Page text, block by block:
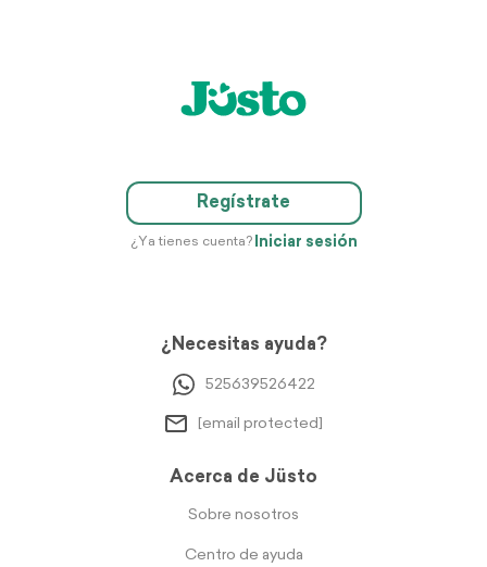
Regístrate
¿Ya tienes cuenta? Iniciar sesión
¿Necesitas ayuda?
525639526422
[email protected]
Acerca de Jüsto
Sobre nosotros
Centro de ayuda